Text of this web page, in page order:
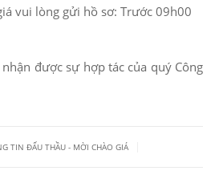
vui lòng gửi hồ sơ: Trước 09h00
được sự hợp tác của quý Công
TIN ĐẤU THẦU - MỜI CHÀO GIÁ